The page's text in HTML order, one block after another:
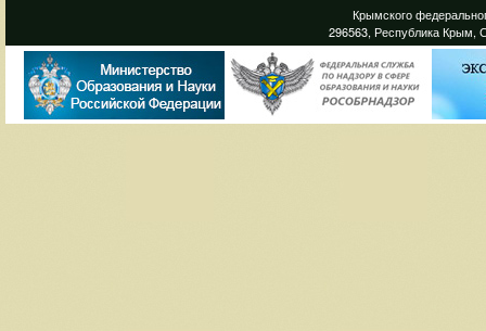
Крымского
296563, Республика Крым,